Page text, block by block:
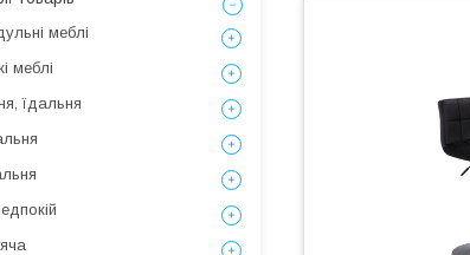
меблі
меблі
їдальня